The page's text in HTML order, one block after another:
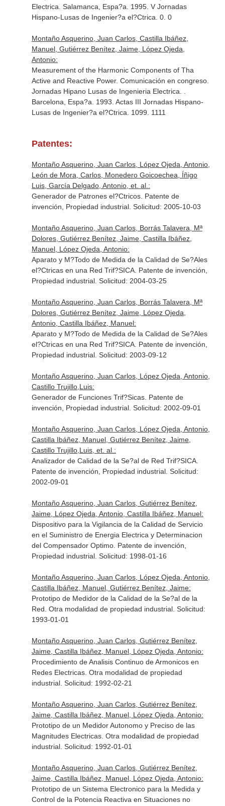
Electrica. Salamanca, Espa?a. 1995. V Jornadas
Hispano-Lusas de Ingenier?a el?Ctrica. 0. 0
Montaño Asquerino, Juan Carlos, Castilla Ibáñez,
Manuel, Gutiérrez Benítez, Jaime, López Ojeda,
Antonio:
Measurement of the Harmonic Components of Tha
Active and Reactive Power. Comunicación en congreso.
Jornadas Hipano Lusas de Ingenieria Electrica. .
Barcelona, Espa?a. 1993. Actas III Jornadas Hispano-
Lusas de Ingenier?a el?Ctrica. 1099. 1111
Patentes:
Montaño Asquerino, Juan Carlos, López Ojeda, Antonio,
León de Mora, Carlos, Monedero Goicoechea, Íñigo
Luis, García Delgado, Antonio, et. al.:
Generador de Patrones el?Ctricos. Patente de
invención, Propiedad industrial. Solicitud: 2005-10-03
Montaño Asquerino, Juan Carlos, Borrás Talavera, Mª
Dolores, Gutiérrez Benítez, Jaime, Castilla Ibáñez,
Manuel, López Ojeda, Antonio:
Aparato y M?Todo de Medida de la Calidad de Se?Ales
el?Ctricas en una Red Trif?SICA. Patente de invención,
Propiedad industrial. Solicitud: 2004-03-25
Montaño Asquerino, Juan Carlos, Borrás Talavera, Mª
Dolores, Gutiérrez Benítez, Jaime, López Ojeda,
Antonio, Castilla Ibáñez, Manuel:
Aparato y M?Todo de Medida de la Calidad de Se?Ales
el?Ctricas en una Red Trif?SICA. Patente de invención,
Propiedad industrial. Solicitud: 2003-09-12
Montaño Asquerino, Juan Carlos, López Ojeda, Antonio,
Castillo Trujillo,Luis:
Generador de Funciones Trif?Sicas. Patente de
invención, Propiedad industrial. Solicitud: 2002-09-01
Montaño Asquerino, Juan Carlos, López Ojeda, Antonio,
Castilla Ibáñez, Manuel, Gutiérrez Benítez, Jaime,
Castillo Trujillo,Luis, et. al.:
Analizador de Calidad de la Se?al de Red Trif?SICA.
Patente de invención, Propiedad industrial. Solicitud:
2002-09-01
Montaño Asquerino, Juan Carlos, Gutiérrez Benítez,
Jaime, López Ojeda, Antonio, Castilla Ibáñez, Manuel:
Dispositivo para la Vigilancia de la Calidad de Servicio
en el Suministro de Energia Electrica y Determinacion
del Compensador Optimo. Patente de invención,
Propiedad industrial. Solicitud: 1998-01-16
Montaño Asquerino, Juan Carlos, López Ojeda, Antonio,
Castilla Ibáñez, Manuel, Gutiérrez Benítez, Jaime:
Prototipo de Medidor de la Calidad de la Se?al de la
Red. Otra modalidad de propiedad industrial. Solicitud:
1993-01-01
Montaño Asquerino, Juan Carlos, Gutiérrez Benítez,
Jaime, Castilla Ibáñez, Manuel, López Ojeda, Antonio:
Procedimiento de Analisis Continuo de Armonicos en
Redes Electricas. Otra modalidad de propiedad
industrial. Solicitud: 1992-02-21
Montaño Asquerino, Juan Carlos, Gutiérrez Benítez,
Jaime, Castilla Ibáñez, Manuel, López Ojeda, Antonio:
Prototipo de un Medidor Autonomo y Preciso de las
Magnitudes Electricas. Otra modalidad de propiedad
industrial. Solicitud: 1992-01-01
Montaño Asquerino, Juan Carlos, Gutiérrez Benítez,
Jaime, Castilla Ibáñez, Manuel, López Ojeda, Antonio:
Prototipo de un Sistema Electronico para la Medida y
Control de la Potencia Reactiva en Situaciones no